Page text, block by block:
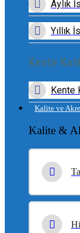
Aylık
Yıllık
Kente
Kente
Kalite ve
Kalite &